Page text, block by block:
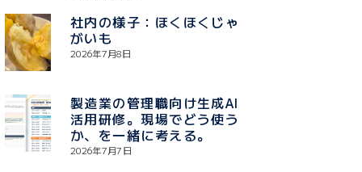
社内の様子：ほくほくじゃ
がいも
2026年7月8日
製造業の管理職向け生成AI
活用研修。現場でどう使う
か、を一緒に考える。
2026年7月7日